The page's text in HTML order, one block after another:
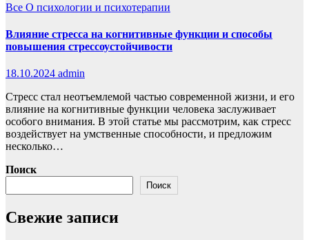
Все О психологии и психотерапии
Влияние стресса на когнитивные функции и способы
повышения стрессоустойчивости
18.10.2024 admin
Стресс стал неотъемлемой частью современной жизни, и его
влияние на когнитивные функции человека заслуживает
особого внимания. В этой статье мы рассмотрим, как стресс
воздействует на умственные способности, и предложим
несколько…
Поиск
Поиск
Свежие записи